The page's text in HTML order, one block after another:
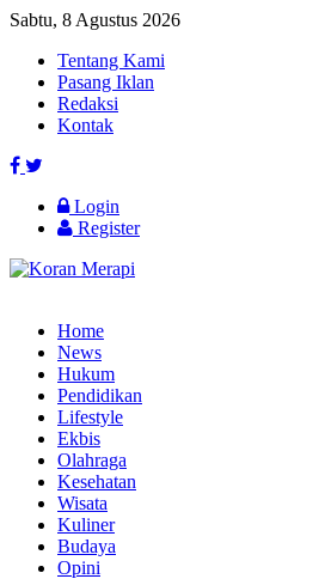
Sabtu, 8 Agustus 2026
Tentang Kami
Pasang Iklan
Redaksi
Kontak
Login
Register
Home
News
Hukum
Pendidikan
Lifestyle
Ekbis
Olahraga
Kesehatan
Wisata
Kuliner
Budaya
Opini